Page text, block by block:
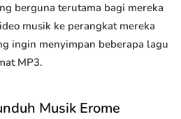
berguna terutama bagi mereka
musik ke perangkat mereka
ingin menyimpan beberapa lagu
MP3.
Musik Erome